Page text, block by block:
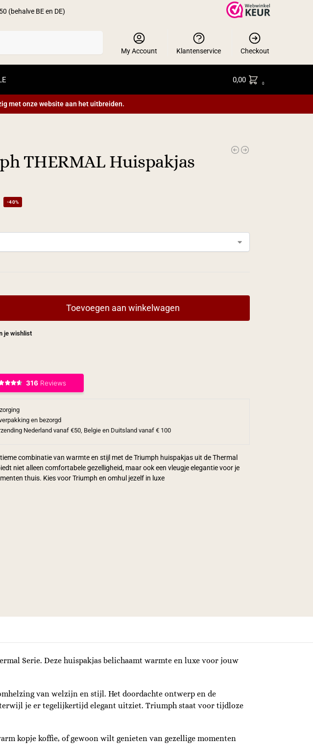
(behalve BE en DE)
My Account Klantenservice Checkout
0,00 0
met onze website aan het uitbreiden.
THERMAL Huispakjas
-40%
Toevoegen aan winkelwagen
je wishlist
en bezorgd
Nederland vanaf €50, Belgie en Duitsland vanaf € 100
combinatie van warmte en stijl met de Triumph huispakjas uit de Thermal
niet alleen comfortabele gezelligheid, maar ook een vleugje elegantie voor je
thuis. Kies voor Triumph en omhul jezelf in luxe
Serie. Deze huispakjas belichaamt warmte en luxe voor jouw
van welzijn en stijl. Het doordachte ontwerp en de
je er tegelijkertijd elegant uitziet. Triumph staat voor tijdloze
kopje koffie, of gewoon wilt genieten van gezellige momenten